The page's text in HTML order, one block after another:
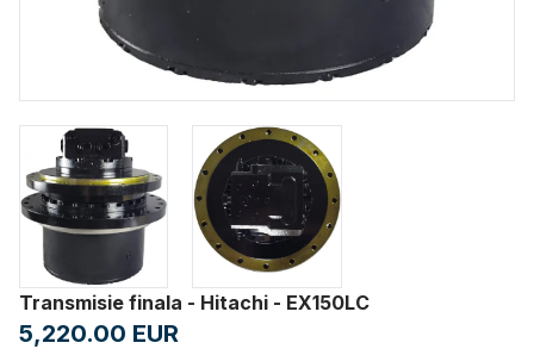
Transmisie finala - Hitachi - EX150LC
5,220.00 EUR